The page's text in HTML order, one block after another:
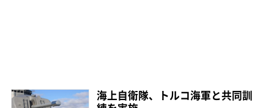
海上自衛隊、トルコ海軍と共同訓